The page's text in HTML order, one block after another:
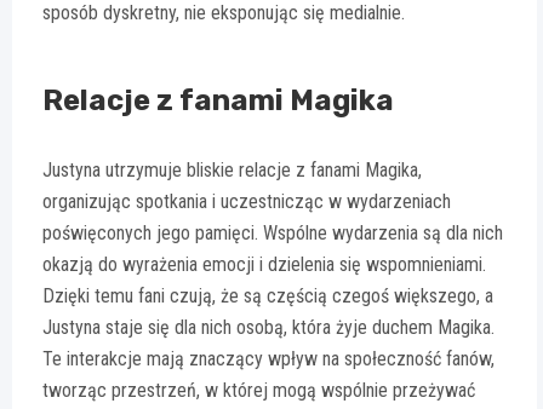
sposób dyskretny, nie eksponując się medialnie.
Relacje z fanami Magika
Justyna utrzymuje bliskie relacje z fanami Magika,
organizując spotkania i uczestnicząc w wydarzeniach
poświęconych jego pamięci. Wspólne wydarzenia są dla nich
okazją do wyrażenia emocji i dzielenia się wspomnieniami.
Dzięki temu fani czują, że są częścią czegoś większego, a
Justyna staje się dla nich osobą, która żyje duchem Magika.
Te interakcje mają znaczący wpływ na społeczność fanów,
tworząc przestrzeń, w której mogą wspólnie przeżywać